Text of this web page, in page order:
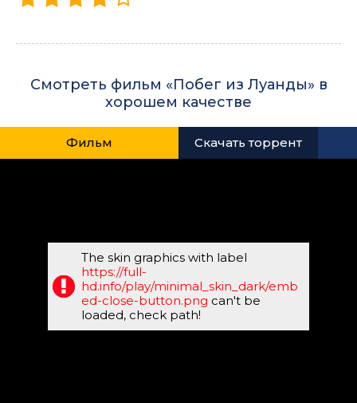
Смотреть фильм «Побег из Луанды» в
хорошем качестве
Фильм Скачать торрент
The skin graphics with label
https://full-
hd.info/play/minimal_skin_dark/emb
ed-close-button.png can't be
loaded, check path!